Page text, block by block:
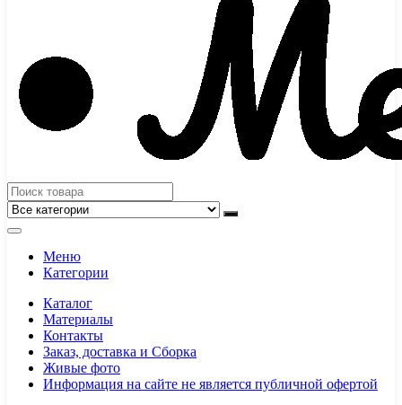
Меню
Категории
Каталог
Материалы
Контакты
Заказ, доставка и Сборка
Живые фото
Информация на сайте не является публичной офертой